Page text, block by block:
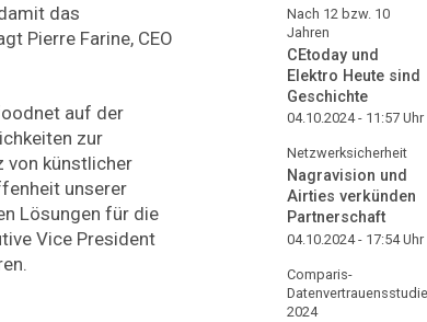
das
Pierre Farine, CEO
auf der
zur
von künstlicher
unserer
Lösungen für die
Vice President
Nach 12 bzw. 10
Jahren
CEtoday und
Elektro Heute sind
Geschichte
04.10.2024 - 11:57 Uhr
Netzwerksicherheit
Nagravision und
Airties verkünden
Partnerschaft
04.10.2024 - 17:54Uhr
Comparis-
Datenvertrauensstudie
2024